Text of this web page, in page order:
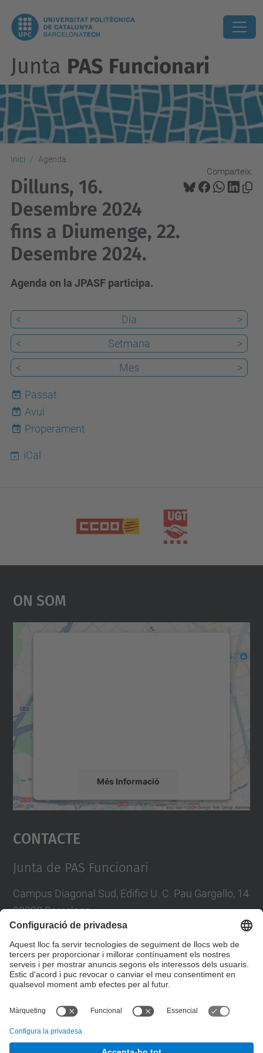
Junta PAS Funcionari
Inici Agenda
Comparteix:
Dilluns, 16.
Desembre 2024
fins a Diumenge, 22.
Desembre 2024.
Agenda on la JPASF participa.
< Dia
>
<
Setmana
>
<
Mes >
Passat
9
Avui
Properament
iCal
On Som
Més Informació
Accepta
powered by
Contacte
Junta de PAS Funcionari
Campus Diagonal Sud, Edifici U. C. Pau Gargallo, 14
08028 Barcelona
E-mail :junta.pasf@upc.edu
Formulari de contacte